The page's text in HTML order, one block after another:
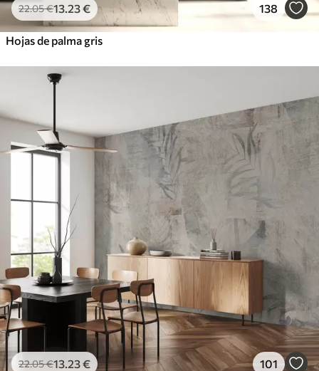
22.05€13 .23€ 138
Hojas de palma gris
22.05€13 .23€ 101